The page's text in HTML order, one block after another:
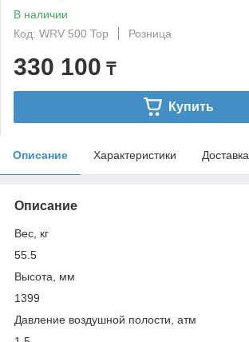
В наличии
Код: WRV 500 Top
Розница
330 100 ₸
Купить
Описание Характеристики Доставка
Описание
Вес, кг
55.5
Высота, мм
1399
Давление воздушной полости, атм